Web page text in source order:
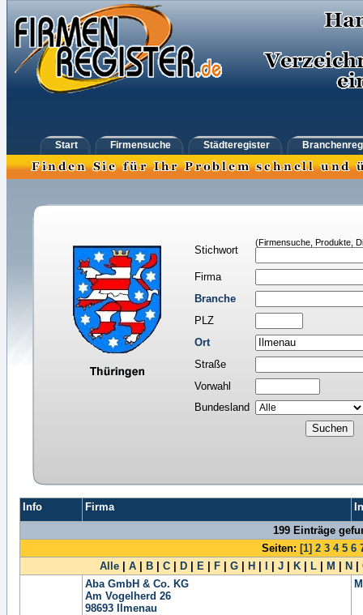
Start Firmensuche Städteregister
Stichwort
(Firmensuche, Produkte,
Firma
Branche
PLZ
Ort
Straße
Vorwahl
Bundesland
Info Firma
199 Einträge
Seiten: [1] 2 3 4 5 6
Alle
A B C D E F G H J K L M N
Aba GmbH & Co. KG
Am Vogelherd 26
98693
Ilmenau